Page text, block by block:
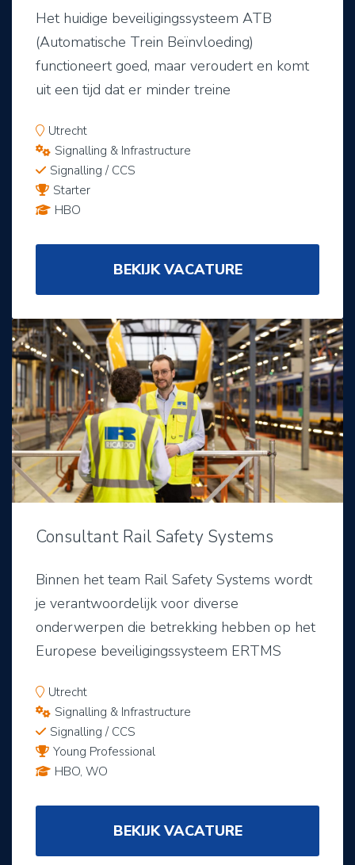
Het huidige beveiligingssysteem ATB
(Automatische Trein Beïnvloeding)
functioneert goed, maar veroudert en komt
uit een tijd dat er minder treine
Utrecht
Signalling & Infrastructure
Signalling / CCS
Starter
HBO
BEKIJK VACATURE
Consultant Rail Safety Systems
Binnen het team Rail Safety Systems wordt
je verantwoordelijk voor diverse
onderwerpen die betrekking hebben op het
Europese beveiligingssysteem ERTMS
Utrecht
Signalling & Infrastructure
Signalling / CCS
Young Professional
HBO, WO
BEKIJK VACATURE